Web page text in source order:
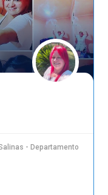
- Departamento